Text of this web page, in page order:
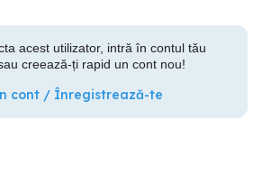
acest utilizator, intră în contul tău
creează-ți rapid un cont nou!
cont / Înregistrează-te